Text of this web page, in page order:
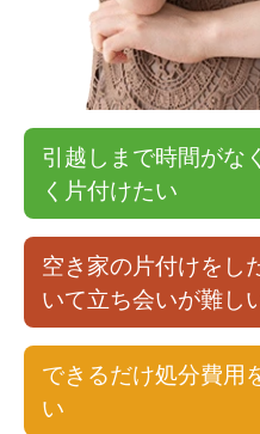
引越しまで時間がな
く片付けたい
空き家の片付けをし
いて立ち会いが難し
できるだけ処分費用
い